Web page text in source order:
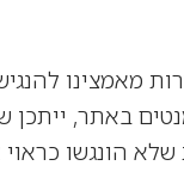
מאמצינו
באתר, ייתכן